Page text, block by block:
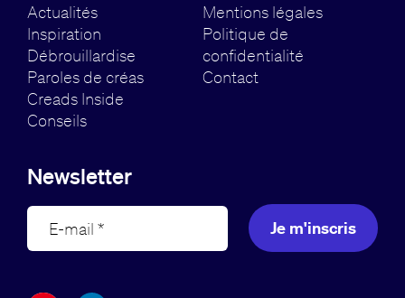
Actualités
Inspiration
Débrouillardise
Paroles de créas
Creads Inside
Conseils
Mentions légales
Politique de
confidentialité
Contact
Newsletter
Je m'inscris